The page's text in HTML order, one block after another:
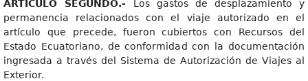
ARTÍCUL O SEGUNDO.- Los gastos de desplazamiento y
permanencia relacionados con el viaje autorizado en el
artículo que precede, fueron cubiertos con Recursos del
Estado Ecuatoriano, de conformidad con la documentación
ingresada a través del Sistema de Autorización de Viajes al
Exterior.